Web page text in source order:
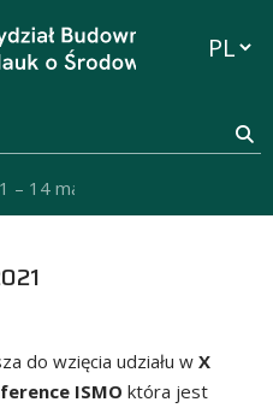
– 14 maja 2021
do wzięcia udziału w X
ISMO która jest